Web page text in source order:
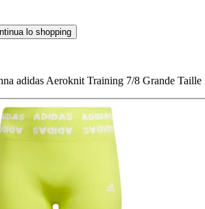
lo shopping
adidas Aeroknit Training 7/8 Grande Taille